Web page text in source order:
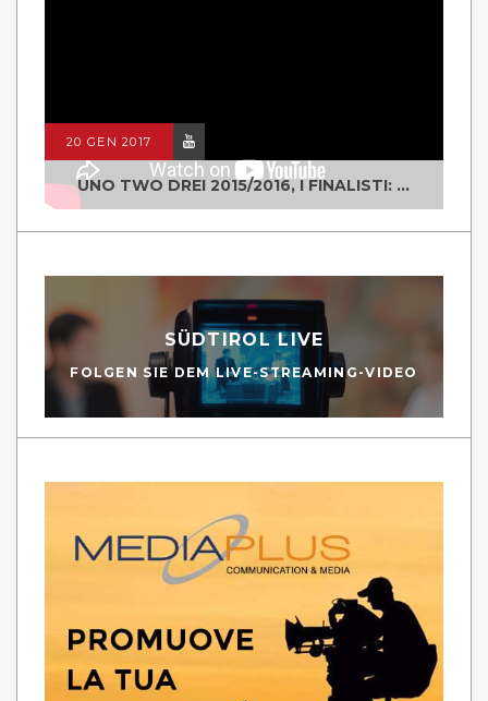
20 GEN 2017
UNO TWO DREI 2015/2016, I FINALISTI: CLASSE IV ALS ISTITUTO "DEGASPERI" BORGO VALSUGANA
SÜDTIROL LIVE
FOLGEN SIE DEM LIVE-STREAMING-VIDEO